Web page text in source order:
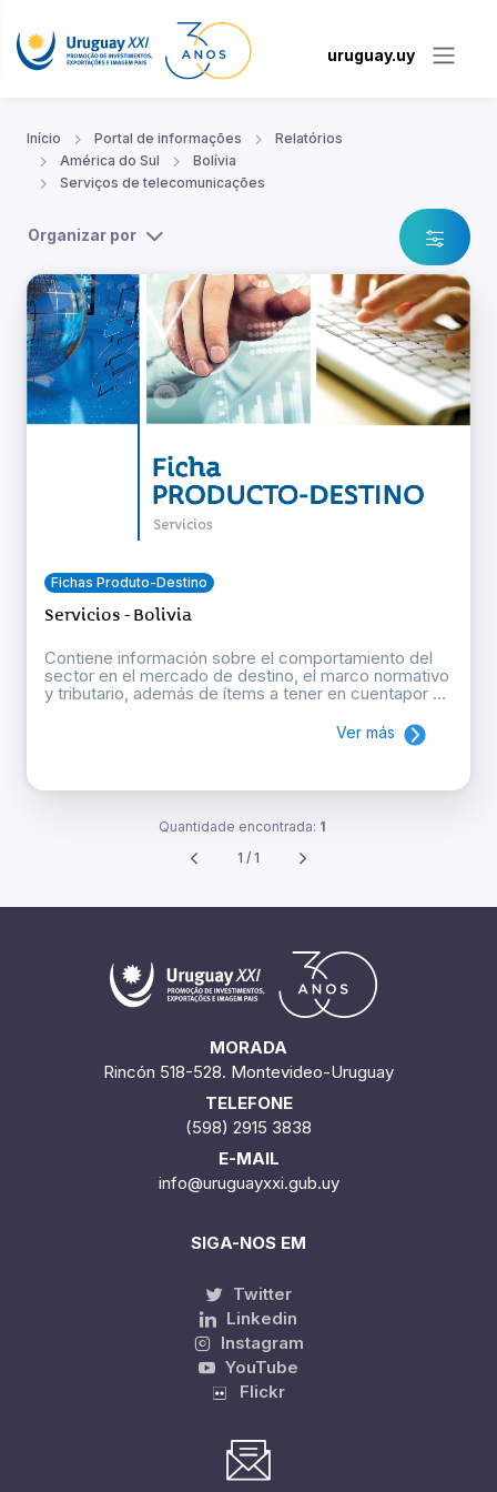
uruguay.uy
Início Portal de informações
Relatórios
América do Sul
Bolívia
Serviços de telecomunicações
Organizar por
Fichas Produto-Destino
Servicios - Bolivia
Contiene información sobre el comportamiento del
sector en el mercado de destino, el marco normativo
y tributario, además de ítems a tener en cuentapor ...
Ver más
Quantidade encontrada: 1
1 / 1
MORADA
Rincón 518-528. Montevideo-Uruguay
TELEFONE
(598) 2915 3838
E-MAIL
info@uruguayxxi.gub.uy
SIGA-NOS EM
Twitter
Linkedin
Instagram
YouTube
Flickr